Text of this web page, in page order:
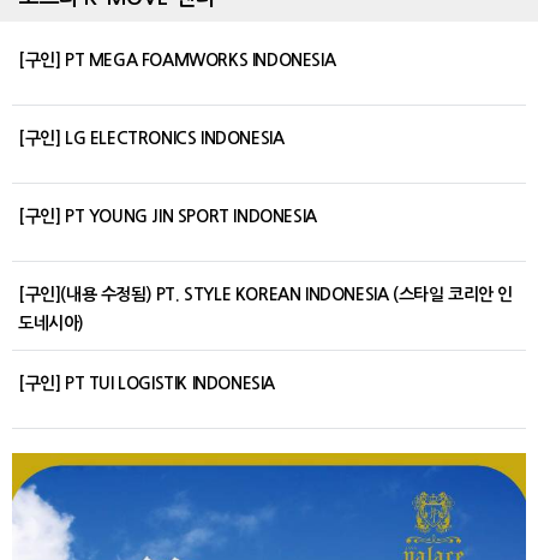
[구인] PT MEGA FOAMWORKS INDONESIA
[구인] LG ELECTRONICS INDONESIA
[구인] PT YOUNG JIN SPORT INDONESIA
[구인](내용 수정됨) PT. STYLE KOREAN INDONESIA (스타일 코리안 인
도네시아)
[구인] PT TUI LOGISTIK INDONESIA